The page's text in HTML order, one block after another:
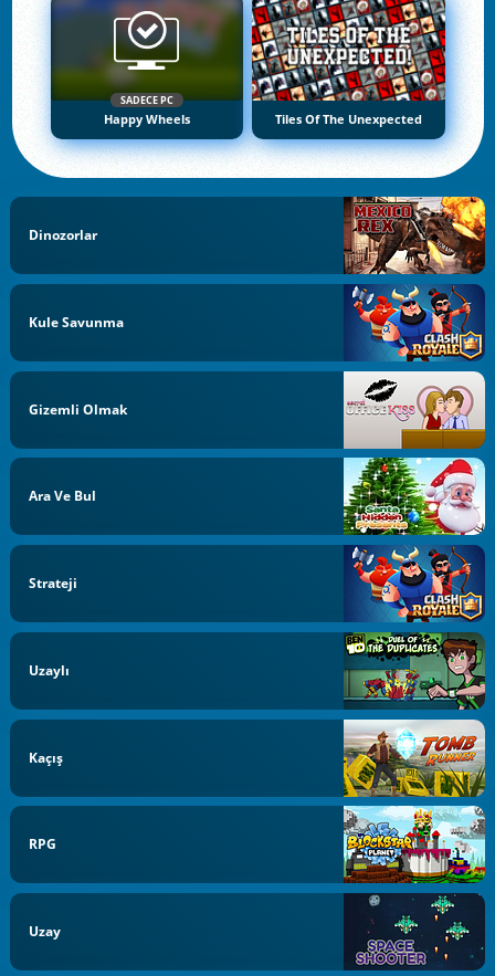
SADECE PC
Happy Wheels Tiles Of The Unexpected
Dinozorlar
Kule Savunma
Gizemli Olmak
Ara Ve Bul
Strateji
Uzaylı
Kaçış
RPG
Uzay